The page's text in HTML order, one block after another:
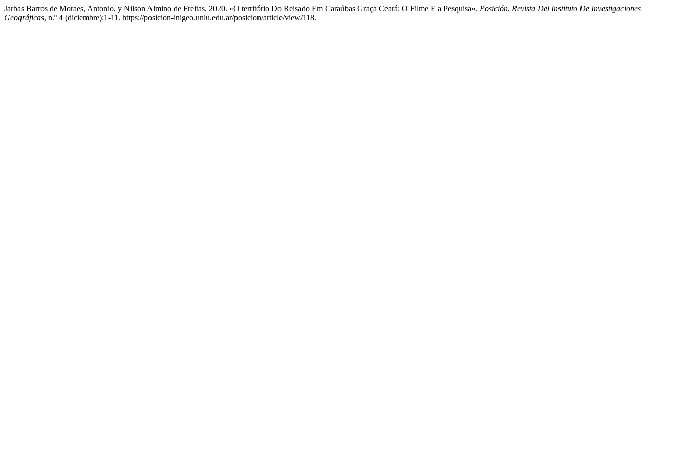
Jarbas Barros de Moraes, Antonio, y Nilson Almino de Freitas. 2020. «O território Do Reisado Em Caraúbas Graça Ceará: O Filme E a Pesquisa». Posición. Revista Del Instituto De Investigaciones
Geográficas, n.º 4 (diciembre):1-11. https://posicion-inigeo.unlu.edu.ar/posicion/article/view/118.